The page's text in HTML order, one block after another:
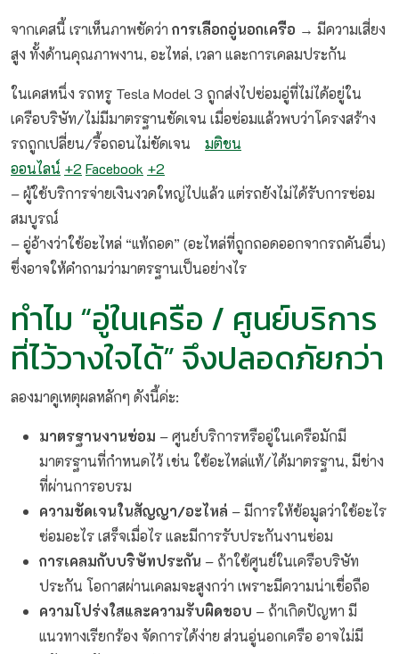
จากเคสนี้ เราเห็นภาพชัดว่า การเลือกอู่นอกเครือ → มีความเสี่ยง
สูง ทั้งด้านคุณภาพงาน, อะไหล่, เวลา และการเคลมประกัน
ในเคสหนึ่ง รถหรู Tesla Model 3 ถูกส่งไปซ่อมอู่ที่ไม่ได้อยู่ใน
เครือบริษัท/ไม่มีมาตรฐานชัดเจน เมื่อซ่อมแล้วพบว่าโครงสร้าง
รถถูกเปลี่ยน/รื้อถอนไม่ชัดเจน
มติชน
ออนไลน์ +2 Facebook +2
– ผู้ใช้บริการจ่ายเงินงวดใหญ่ไปแล้ว แต่รถยังไม่ได้รับการซ่อม
สมบูรณ์
– อู่อ้างว่าใช้อะไหล่ “แท้ถอด” (อะไหล่ที่ถูกถอดออกจากรถคันอื่น)
ซึ่งอาจให้คำถามว่ามาตรฐานเป็นอย่างไร
ทำไม “อู่ในเครือ / ศูนย์บริการ
ที่ไว้วางใจได้” จึงปลอดภัยกว่า
ลองมาดูเหตุผลหลักๆ ดังนี้ค่ะ:
มาตรฐานงานซ่อม – ศูนย์บริการหรืออู่ในเครือมักมี
มาตรฐานที่กำหนดไว้ เช่น ใช้อะไหล่แท้/ได้มาตรฐาน, มีช่าง
ที่ผ่านการอบรม
ความชัดเจนในสัญญา/อะไหล่ – มีการให้ข้อมูลว่าใช้อะไร
ซ่อมอะไร เสร็จเมื่อไร และมีการรับประกันงานซ่อม
การเคลมกับบริษัทประกัน – ถ้าใช้ศูนย์ในเครือบริษัท
ประกัน โอกาสผ่านเคลมจะสูงกว่า เพราะมีความน่าเชื่อถือ
ความโปร่งใสและความรับผิดชอบ – ถ้าเกิดปัญหา มี
แนวทางเรียกร้อง จัดการได้ง่าย ส่วนอู่นอกเครือ อาจไม่มี